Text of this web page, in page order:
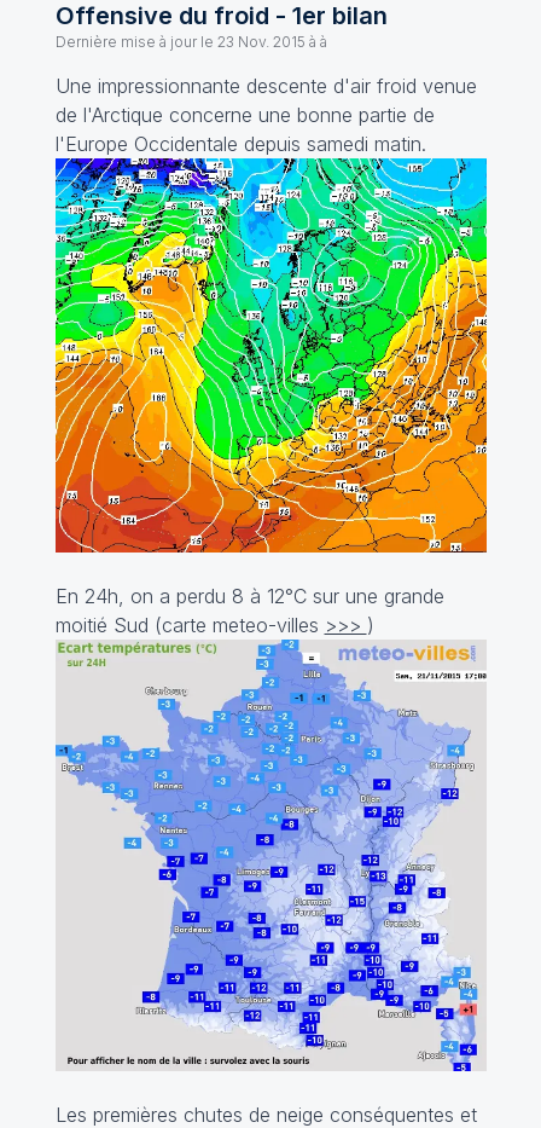
Offensive du froid - 1er bilan
Dernière mise à jour le 23 Nov. 2015 à à
Une impressionnante descente d'air froid venue
de l'Arctique concerne une bonne partie de
l'Europe Occidentale depuis samedi matin.
En 24h, on a perdu 8 à 12°C sur une grande
moitié Sud (carte meteo-villes >>> )
Les premières chutes de neige conséquentes et